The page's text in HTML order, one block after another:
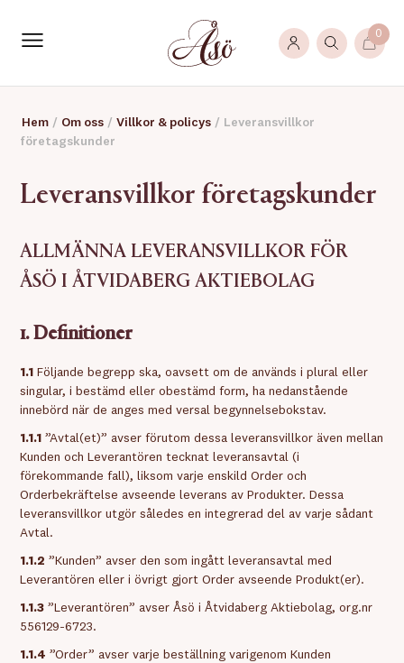
0
Hem / Om oss / Villkor & policys / Leveransvillkor
företagskunder
Leveransvillkor företagskunder
ALLMÄNNA LEVERANSVILLKOR FÖR
ÅSÖ I ÅTVIDABERG AKTIEBOLAG
1. Definitioner
1.1 Följande begrepp ska, oavsett om de används i plural eller
singular, i bestämd eller obestämd form, ha nedanstående
innebörd när de anges med versal begynnelsebokstav.
1.1.1 ”Avtal(et)” avser förutom dessa leveransvillkor även mellan
Kunden och Leverantören tecknat leveransavtal (i
förekommande fall), liksom varje enskild Order och
Orderbekräftelse avseende leverans av Produkter. Dessa
leveransvillkor utgör således en integrerad del av varje sådant
Avtal.
1.1.2 ”Kunden” avser den som ingått leveransavtal med
Leverantören eller i övrigt gjort Order avseende Produkt(er).
1.1.3 ”Leverantören” avser Åsö i Åtvidaberg Aktiebolag, org.nr
556129-6723.
1.1.4 ”Order” avser varje beställning varigenom Kunden